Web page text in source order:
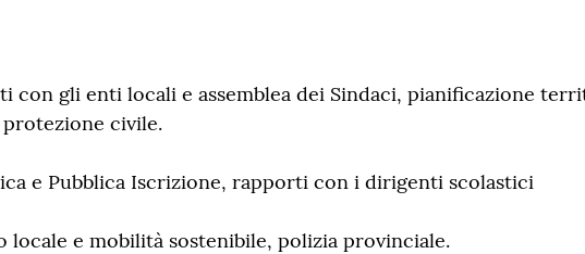
con gli enti locali e assemblea dei Sindaci, pianificazione
civile.
e Pubblica Iscrizione, rapporti con i dirigenti scolastici
locale e mobilità sostenibile, polizia provinciale.